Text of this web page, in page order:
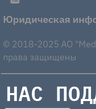
Юридическая
© 2018-2025 AO
права защищены
НАС